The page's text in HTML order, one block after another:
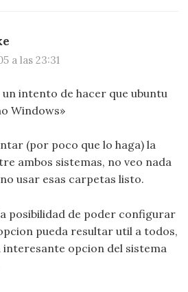
a las 23:31
un intento de hacer que ubuntu
Windows»
(por poco que lo haga) la
ambos sistemas, no veo nada
usar esas carpetas listo.
posibilidad de poder configurar
pueda resultar util a todos,
opcion del sistema